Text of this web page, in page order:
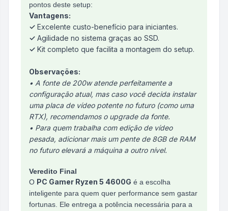
pontos deste setup:
Vantagens:
✓ Excelente custo-benefício para iniciantes.
✓ Agilidade no sistema graças ao SSD.
✓ Kit completo que facilita a montagem do setup.
Observações:
• A fonte de 200w atende perfeitamente a
configuração atual, mas caso você decida instalar
uma placa de vídeo potente no futuro (como uma
RTX), recomendamos o upgrade da fonte.
• Para quem trabalha com edição de vídeo
pesada, adicionar mais um pente de 8GB de RAM
no futuro elevará a máquina a outro nível.
Veredito Final
O PC Gamer Ryzen 5 4600G é a escolha
inteligente para quem quer performance sem gastar
fortunas. Ele entrega a potência necessária para a